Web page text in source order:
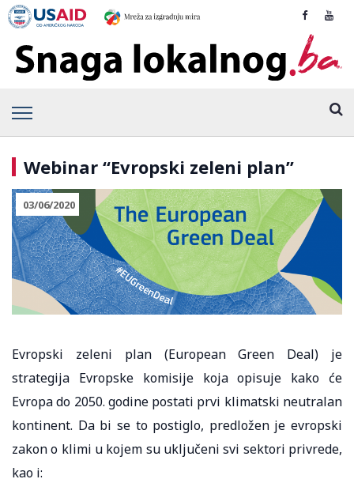
Webinar “Evropski zeleni plan”
03/06/2020
Evropski zeleni plan (European Green Deal) je
strategija Evropske komisije koja opisuje kako će
Evropa do 2050. godine postati prvi klimatski neutralan
kontinent. Da bi se to postiglo, predložen je evropski
zakon o klimi u kojem su uključeni svi sektori privrede,
kao i: